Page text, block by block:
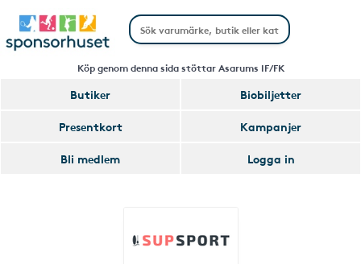
Köp genom denna sida stöttar Asarums IF/FK
Butiker
Biobiljetter
Presentkort
Kampanjer
Bli medlem
Logga in